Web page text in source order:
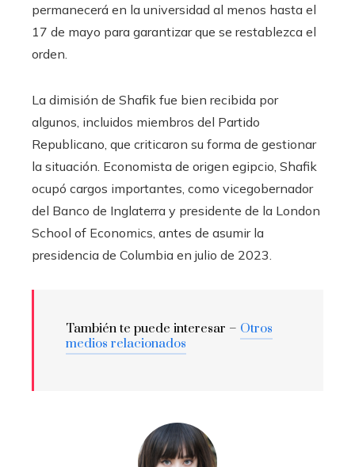
permanecerá en la universidad al menos hasta el
17 de mayo para garantizar que se restablezca el
orden.
La dimisión de Shafik fue bien recibida por
algunos, incluidos miembros del Partido
Republicano, que criticaron su forma de gestionar
la situación. Economista de origen egipcio, Shafik
ocupó cargos importantes, como vicegobernador
del Banco de Inglaterra y presidente de la London
School of Economics, antes de asumir la
presidencia de Columbia en julio de 2023.
También te puede interesar – Otros
medios relacionados